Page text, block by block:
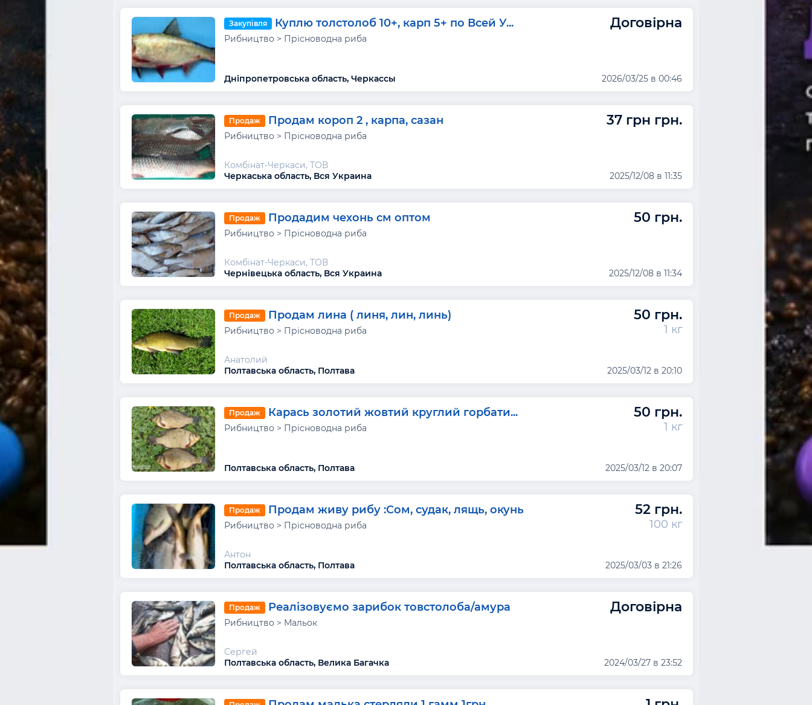
Закупівля Куплю толстолоб 10+, карп 5+ по Всей У... Договірна
Рибництво > Прісноводна риба
Дніпропетровська область, Черкассы 2026/03/25 в 00:46
Продаж Продам короп 2 , карпа, сазан 37 грн грн.
Рибництво > Прісноводна риба
Комбінат-Черкаси, ТОВ
Черкаська область, Вся Украина
2025/12/08 в 11:35
Продаж Продадим чехонь см оптом 50 грн.
Рибництво > Прісноводна риба
Комбінат-Черкаси, ТОВ
Чернівецька область, Вся Украина
2025/12/08 в 11:34
Продаж Продам лина ( линя, лин, линь) 50 грн.
Рибництво > Прісноводна риба 1 кг
Анатолий
Полтавська область, Полтава
2025/03/12 в 20:10
Продаж Карась золотий жовтий круглий горбати... 50 грн.
Рибництво > Прісноводна риба 1 кг
Полтавська область, Полтава 2025/03/12 в 20:07
Продаж Продам живу рибу :Сом, судак, лящь, окунь 52 грн.
Рибництво > Прісноводна риба 100 кг
Антон
Полтавська область, Полтава
2025/03/03 в 21:26
Продаж Реалізовуємо зарибок товстолоба/амура Договірна
Рибництво > Мальок
Сергей
Полтавська область, Велика Багачка
2024/03/27 в 23:52